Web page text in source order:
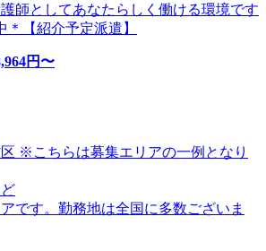
師としてあなたらしく働ける環境です
＊【紹介予定派遣】
円〜
※こちらは募集エリアの一例となり
です。勤務地は全国に多数ございま